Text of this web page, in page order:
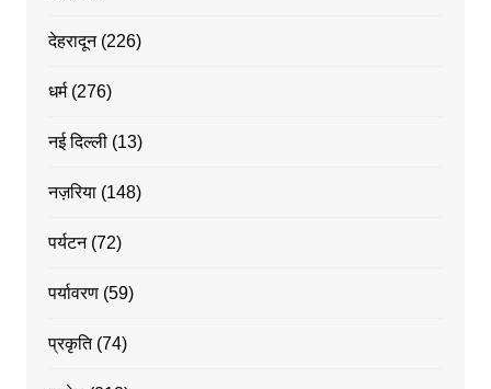
देहरादून(226)
धर्म(276)
नई दिल्ली(13)
नज़रिया(148)
पर्यटन(72)
पर्यावरण(59)
प्रकृति(74)